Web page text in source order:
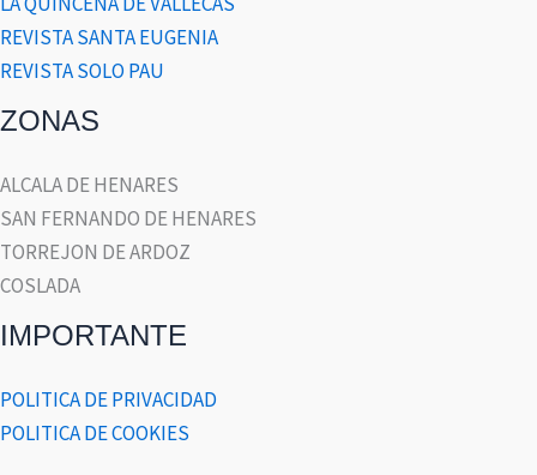
REVISTA SANTA EUGENIA
REVISTA SOLO PAU
ZONAS
ALCALA DE HENARES
SAN FERNANDO DE HENARES
TORREJON DE ARDOZ
COSLADA
IMPORTANTE
POLITICA DE PRIVACIDAD
POLITICA DE COOKIES